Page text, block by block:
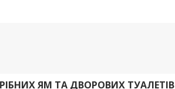
ЯМ ТА ДВОРОВИХ ТУАЛЕТІВ